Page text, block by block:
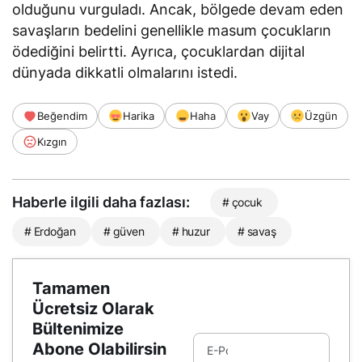
olduğunu vurguladı. Ancak, bölgede devam eden
savaşların bedelini genellikle masum çocukların
ödediğini belirtti. Ayrıca, çocuklardan dijital
dünyada dikkatli olmalarını istedi.
Beğendim Harika Haha Vay
Üzgün
Kızgın
Haberle ilgili daha fazlası: # çocuk
# Erdoğan # güven # huzur # savaş
Tamamen
Ücretsiz Olarak
Bültenimize
Abone Olabilirsin